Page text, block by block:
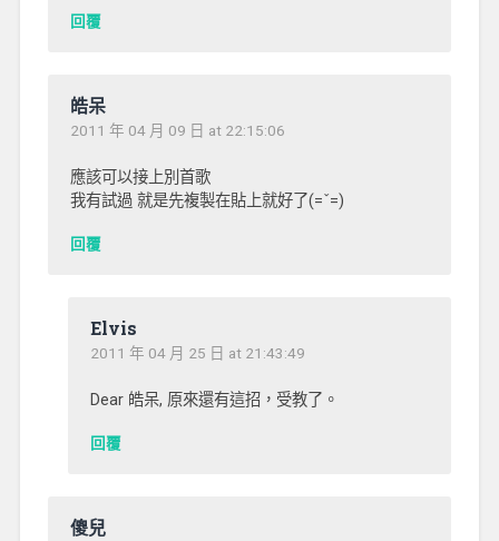
回覆
皓呆
2011 年 04 月 09 日 at 22:15:06
應該可以接上別首歌
我有試過 就是先複製在貼上就好了(=ˇ=)
回覆
Elvis
2011 年 04 月 25 日 at 21:43:49
Dear 皓呆, 原來還有這招，受教了。
回覆
傻兒